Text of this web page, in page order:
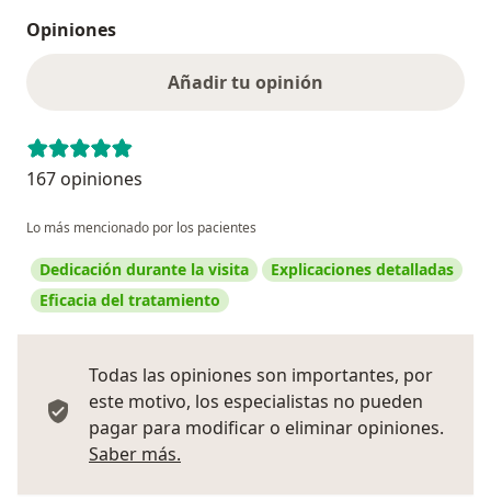
Opiniones
Añadir tu opinión
167 opiniones
Lo más mencionado por los pacientes
Dedicación durante la visita
Explicaciones detalladas
Eficacia del tratamiento
Todas las opiniones son importantes, por
este motivo, los especialistas no pueden
pagar para modificar o eliminar opiniones.
Saber más.